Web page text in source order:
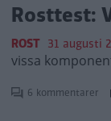
Rosttest:
ROST 31 augusti
vissa
6 kommentarer